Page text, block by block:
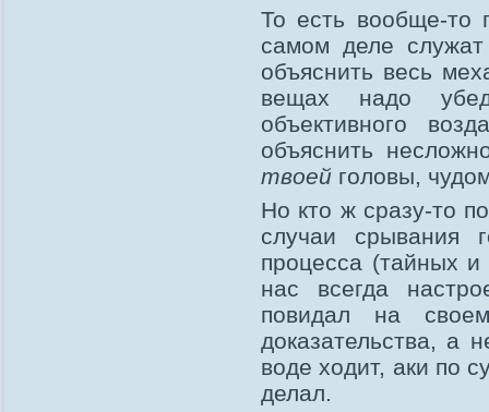
То есть вообще-то
самом деле
объяснить весь
вещах надо
объективного
объяснить
твоей головы,
Но кто ж сразу-то
случаи срывания
процесса (тайных
нас всегда
повидал на
доказательства, а
воде ходит, аки по
делал.